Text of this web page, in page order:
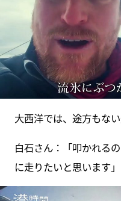
大西洋では、途方もな
白石さん：「叩かれる
に走りたいと思います」